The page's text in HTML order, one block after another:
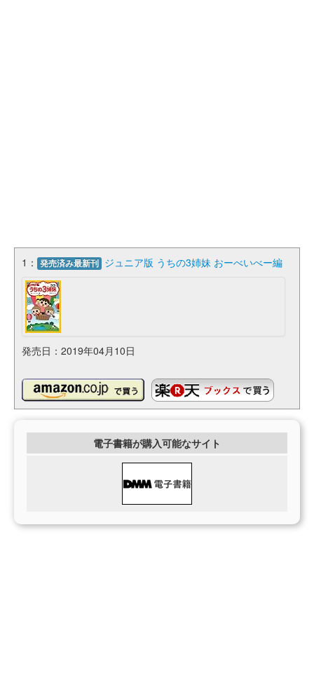
1： 発売済み最新刊 ジュニア版 うちの3姉妹 おーべいべー編
発売日：2019年04月10日
電子書籍が購入可能なサイト